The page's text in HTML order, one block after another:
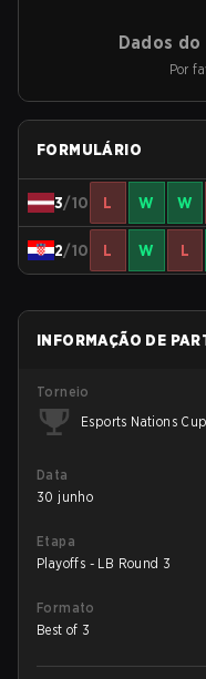
Dados
Por
FORMULÁRIO
3/10 L W W
2/10 L W L
INFORMAÇÃO DE
Torneio
Esports Nations
Data
30 junho
Etapa
Playoffs - LB Round 3
Formato
Best of 3